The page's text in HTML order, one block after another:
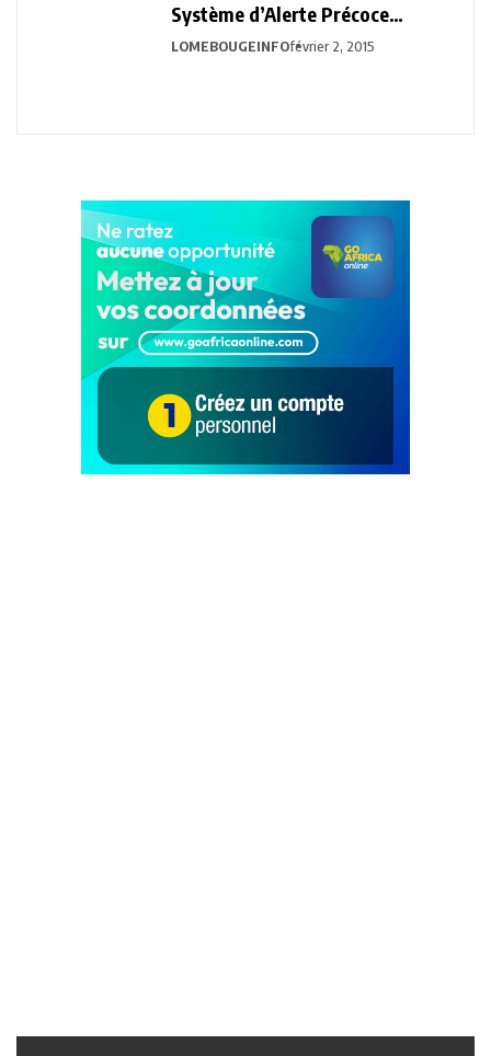
Système d’Alerte Précoce
officiellement lancé
LOMEBOUGEINFOfévrier 2, 2015